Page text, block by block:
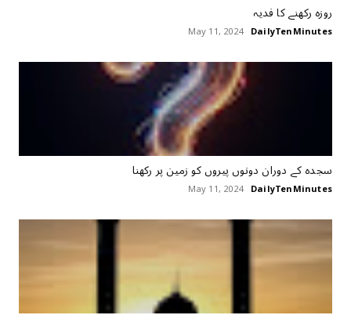
روزہ رکھنے کا فدیہ
DailyTenMinutes
May 11, 2024
سجدہ کے دوران دونوں پیروں کو زمین پر رکھنا
DailyTenMinutes
May 11, 2024